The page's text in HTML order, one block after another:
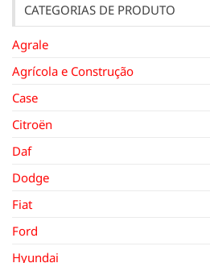
CATEGORIAS DE PRODUTO
Agrale
Agrícola e Construção
Case
Citroën
Daf
Dodge
Fiat
Ford
Hyundai